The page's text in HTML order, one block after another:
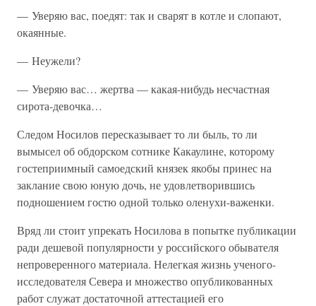
— Уверяю вас, поедят: так и сварят в котле и слопают,
окаянные.
— Неужели?
— Уверяю вас… жертва — какая-нибудь несчастная
сирота-девочка…
Следом Носилов пересказывает то ли быль, то ли
вымысел об обдорском сотнике Какаулине, которому
гостеприимный самоедский князек якобы принес на
заклание свою юную дочь, не удовлетворившись
подношением гостю одной только оленухи-важенки.
Вряд ли стоит упрекать Носилова в попытке публикации
ради дешевой популярности у российского обывателя
непроверенного материала. Нелегкая жизнь ученого-
исследователя Севера и множество опубликованных
работ служат достаточной аттестацией его